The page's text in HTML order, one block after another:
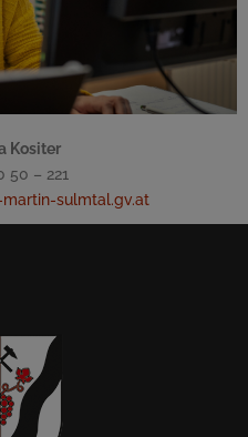
Kositer
50 – 221
sulmtal.gv.at